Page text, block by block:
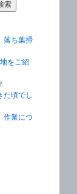
落ち葉掃
をご紹
た頃でし
作業につ